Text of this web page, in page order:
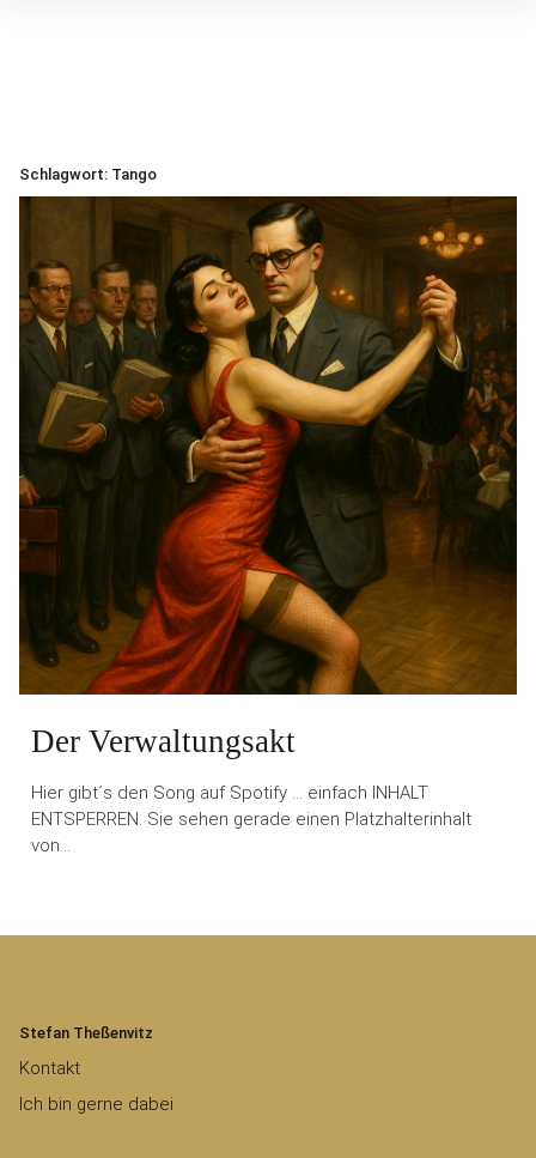
Schlagwort: Tango
Der Verwaltungsakt
Hier gibt´s den Song auf Spotify … einfach INHALT
ENTSPERREN. Sie sehen gerade einen Platzhalterinhalt
von…
Stefan Theßenvitz
Kontakt
Ich bin gerne dabei